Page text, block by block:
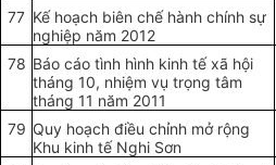
77 Kế hoạch biên chế hành chính sự
nghiệp năm 2012
78 Báo cáo tình hình kinh tế xã hội
tháng 10, nhiệm vụ trọng tâm
tháng 11 năm 2011
79 Quy hoạch điều chỉnh mở rộng
Khu kinh tế Nghi Sơn